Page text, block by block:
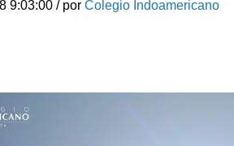
9:03:00 / por Colegio Indoamericano